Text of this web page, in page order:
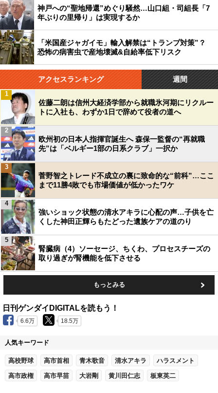
神戸への“聖地帰還”めぐり騒然…山口組・司組長「7
年ぶりの里帰り」は実現するか
「米国産ジャガイモ」輸入解禁は“トランプ対策”？
恐怖の病害虫で産地壊滅&自給率低下リスク
アクセスランキング 週間
佐藤二朗は信州大経済学部から就職氷河期にリクルー
トに入社も、わずか1日で辞めて役者の道へ
1
欧州初の日本人指揮官誕生へ 森保一監督の“再就職
先”は「ベルギー1部の日系クラブ」一択か
2
菅野智之トレード不成立の裏に致命的な“前科”…ここ
まで11勝4敗でも市場価値が低かったワケ
3
強いショック状態の清水アキラに心配の声…子供を亡
くした神田正輝らもたどった遺族ケアの道のり
4
腎臓病（4）ソーセージ、ちくわ、プロセスチーズの
取り過ぎが腎機能を低下させる
5
もっとみる
日刊ゲンダイDIGITALを読もう！
6.6万 18.5万
人気キーワード
高校野球 高市首相 青木歌音 清水アキラ ハラスメント
高市政権 高市早苗 大岩剛 黄川田仁志 板東英二